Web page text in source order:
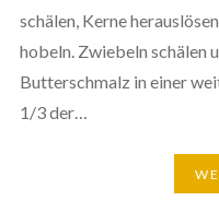
schälen, Kerne
hobeln. Zwiebeln schälen
Butterschmalz in einer
1/3 der…